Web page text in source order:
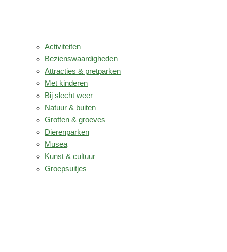
Activiteiten
Bezienswaardigheden
Attracties & pretparken
Met kinderen
Bij slecht weer
Natuur & buiten
Grotten & groeves
Dierenparken
Musea
Kunst & cultuur
Groepsuitjes